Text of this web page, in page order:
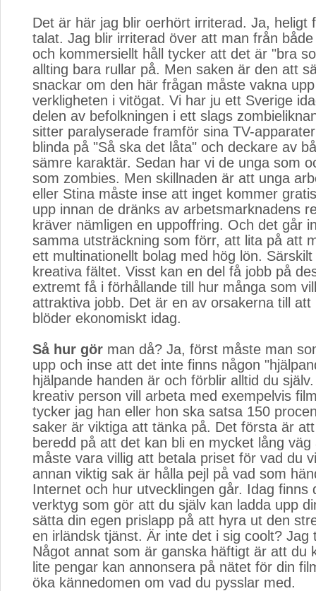
Det är här jag blir oerhört irriterad. Ja, heligt
talat. Jag blir irriterad över att man från
och kommersiellt håll tycker att det är "bra
allting bara rullar på. Men saken är den att
snackar om den här frågan måste vakna
verkligheten i vitögat. Vi har ju ett Sverige
delen av befolkningen i ett slags
sitter paralyserade framför sina TV-
blinda på "Så ska det låta" och deckare av
sämre karaktär. Sedan har vi de unga som
som zombies. Men skillnaden är att unga
eller Stina måste inse att inget kommer
upp innan de dränks av arbetsmarknadens
kräver nämligen en uppoffring. Och det går
samma utsträckning som förr, att lita på att
ett multinationellt bolag med hög lön.
kreativa fältet. Visst kan en del få jobb på
extremt få i förhållande till hur många som
attraktiva jobb. Det är en av orsakerna till att
blöder ekonomiskt idag.
Så hur gör man då? Ja, först måste man
upp och inse att det inte finns någon
hjälpande handen är och förblir alltid du
kreativ person vill arbeta med exempelvis
tycker jag han eller hon ska satsa 150
saker är viktiga att tänka på. Det första är
beredd på att det kan bli en mycket lång
måste vara villig att betala priset för vad du
annan viktig sak är hålla pejl på vad som
Internet och hur utvecklingen går. Idag finns
verktyg som gör att du själv kan ladda upp
sätta din egen prislapp på att hyra ut den
en irländsk tjänst. Är inte det i sig coolt? Jag
Något annat som är ganska häftigt är att du
lite pengar kan annonsera på nätet för din
öka kännedomen om vad du pysslar med.